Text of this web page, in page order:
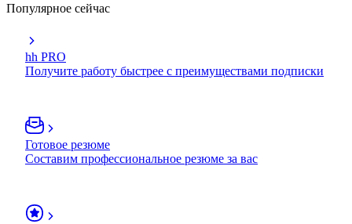
Популярное сейчас
hh PRO
Получите работу быстрее с преимуществами подписки
Готовое резюме
Составим профессиональное резюме за вас